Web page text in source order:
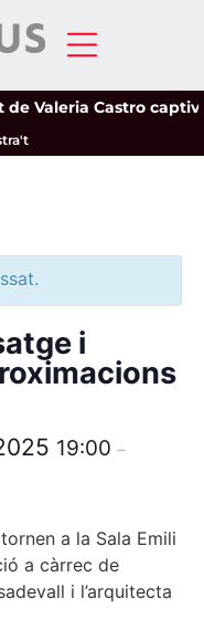
Valeria Castro
i
19:00 –
a la Sala Emili
a càrrec de
i l’arquitecta